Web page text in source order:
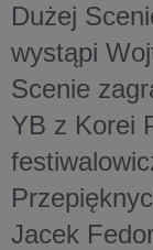
Dużej
wystąpi
Scenie
YB z Korei
Jacek